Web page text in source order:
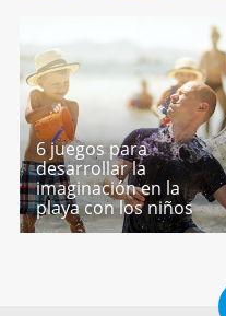
6 juegos para
desarrollar la
imaginación en la
playa con los niños